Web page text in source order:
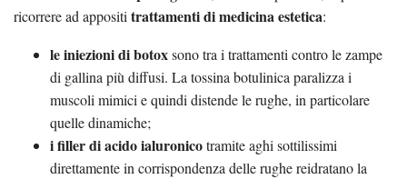
ricorrere ad appositi trattamenti di medicina estetica:
le iniezioni di botoxsono tra i trattamenti contro le zampe
di gallina più diffusi. La tossina botulinica paralizza i
muscoli mimici e quindi distende le rughe, in particolare
quelle dinamiche;
i filler di acido ialuronicotramite aghi sottilissimi
direttamente in corrispondenza delle rughe reidratano la